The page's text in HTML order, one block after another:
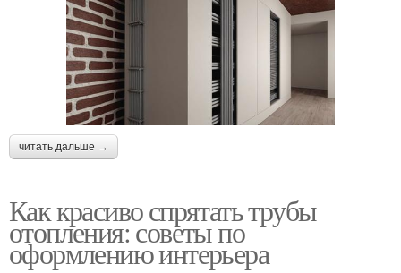
читать дальше →
Как красиво спрятать трубы
отопления: советы по
оформлению интерьера